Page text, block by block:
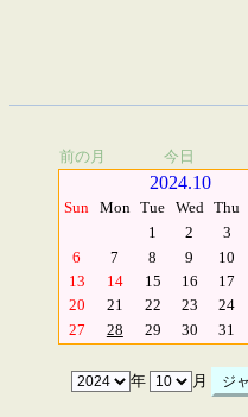
前の月 今日
2024.10
Sun Mon Tue Wed Thu
1
2 3
6
7 8 9 10
13
14 15 16 17
20
21 22 23 24
27
28 29 30 31
年 月